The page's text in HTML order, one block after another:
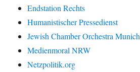
Endstation Rechts
Humanistischer Pressedienst
Jewish Chamber Orchestra Munich
Medienmoral NRW
Netzpolitik.org